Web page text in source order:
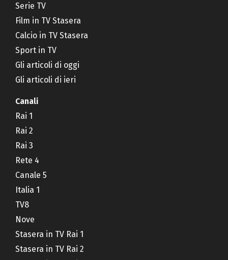
Serie TV
Film in TV Stasera
Calcio in TV Stasera
Sport in TV
Gli articoli di oggi
Gli articoli di ieri
Canali
Rai 1
Rai 2
Rai 3
Rete 4
Canale 5
Italia 1
TV8
Nove
Stasera in TV Rai 1
Stasera in TV Rai 2